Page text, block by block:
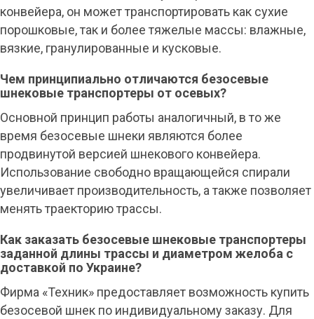
конвейера, он может транспортировать как сухие
порошковые, так и более тяжелые массы: влажные,
вязкие, гранулированные и кусковые.
Чем принципиально отличаются безосевые
шнековые транспортеры от осевых?
Основной принцип работы аналогичный, в то же
время безосевые шнеки являются более
продвинутой версией шнекового конвейера.
Использование свободно вращающейся спирали
увеличивает производительность, а также позволяет
менять траекторию трассы.
Как заказать безосевые шнековые транспортеры
заданной длины трассы и диаметром желоба с
доставкой по Украине?
Фирма «Техник» предоставляет возможность купить
безосевой шнек по индивидуальному заказу. Для